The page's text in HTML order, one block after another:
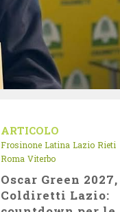
ARTICOLO
Frosinone Latina Lazio Rieti
Roma Viterbo
Oscar Green 2027,
Coldiretti Lazio: